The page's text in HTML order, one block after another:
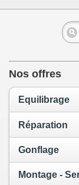
Nos offres
Equilibrage
Réparation
Gonflage
Montage -